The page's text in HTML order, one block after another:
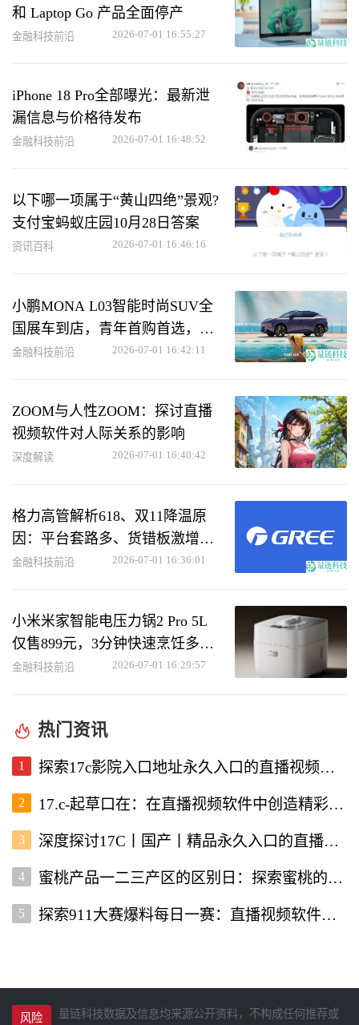
和 Laptop Go 产品全面停产
金融科技前沿 2026-07-01 16:55:27
iPhone 18 Pro全部曝光：最新泄
漏信息与价格待发布
金融科技前沿 2026-07-01 16:48:52
以下哪一项属于“黄山四绝”景观?
支付宝蚂蚁庄园10月28日答案
资讯百科 2026-07-01 16:46:16
小鹏MONA L03智能时尚SUV全
国展车到店，青年首购首选，明
日开启预售
金融科技前沿 2026-07-01 16:42:11
ZOOM与人性ZOOM：探讨直播
视频软件对人际关系的影响
深度解读 2026-07-01 16:40:42
格力高管解析618、双11降温原
因：平台套路多、货错板激增，
消费者难退货
金融科技前沿 2026-07-01 16:36:01
小米米家智能电压力锅2 Pro 5L
仅售899元，3分钟快速烹饪多种
美味菜肴
金融科技前沿 2026-07-01 16:29:57
热门资讯
1 探索17c影院入口地址永久入口的直播视频软件使用体验
2 17.c-起草口在：在直播视频软件中创造精彩内容的新机遇
3 深度探讨17C丨国产丨精品永久入口的直播视频软件优势与特点
4 蜜桃产品一二三产区的区别日：探索蜜桃的多样性与价值
5 探索911大赛爆料每日一赛：直播视频软件为你带来的精彩赛事
风险
量链科技数据及信息均来源公开资料，不构成任何推荐或